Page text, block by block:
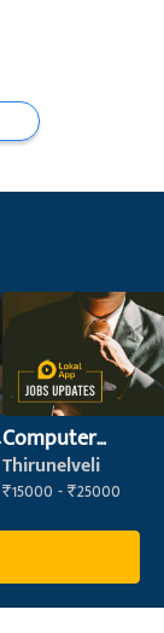
Computer
Operator
Thirunelveli
₹15000 - ₹25000